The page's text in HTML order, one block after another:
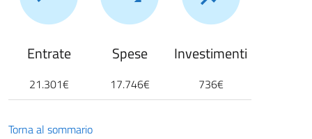
Entrate
21.301€
Spese
17.746€
Investimenti
736€
Torna al sommario